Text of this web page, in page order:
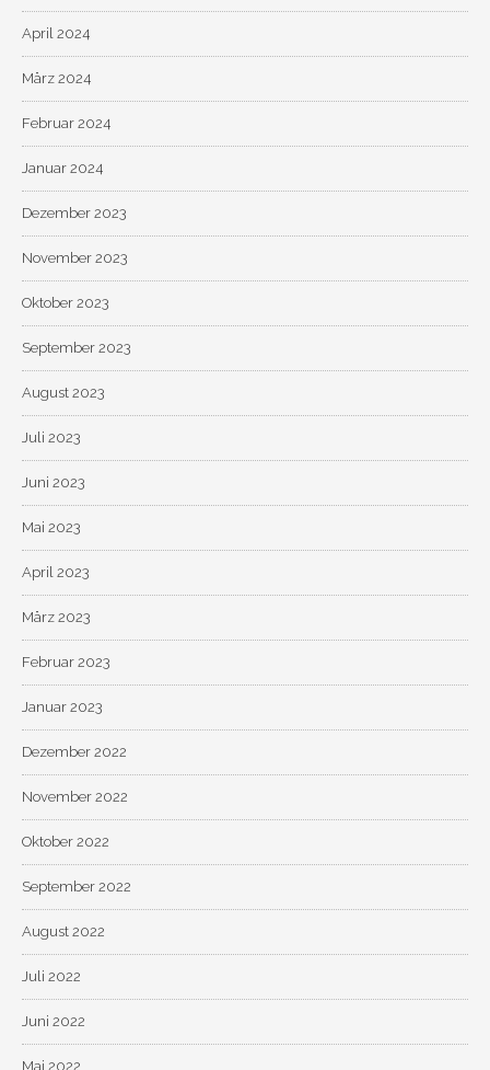
April 2024
März 2024
Februar 2024
Januar 2024
Dezember 2023
November 2023
Oktober 2023
September 2023
August 2023
Juli 2023
Juni 2023
Mai 2023
April 2023
März 2023
Februar 2023
Januar 2023
Dezember 2022
November 2022
Oktober 2022
September 2022
August 2022
Juli 2022
Juni 2022
Mai 2022